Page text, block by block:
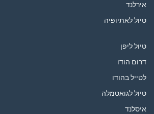
אירלנד
טיול לאתיופיה
טיול ליפן
דרום הודו
לטייל בהודו
טיול לגואטמלה
איסלנד